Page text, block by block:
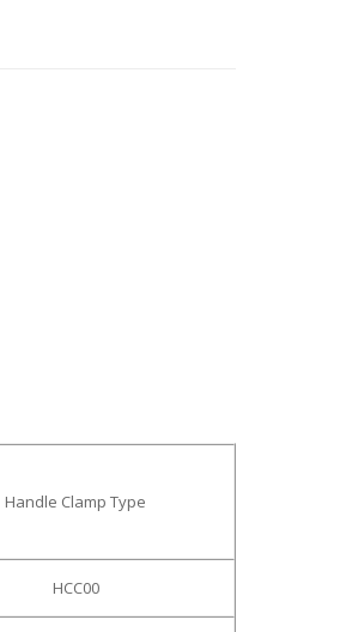
Handle Clamp Type
HCC00